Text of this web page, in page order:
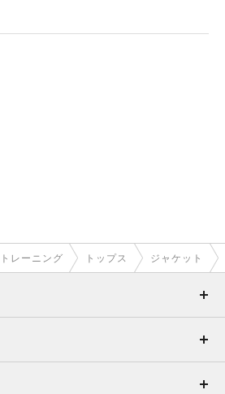
トレーニング トップス ジャケット